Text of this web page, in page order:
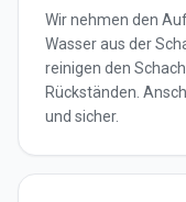
Wir nehmen den
Wasser aus der
reinigen den
Rückständen.
und sicher.